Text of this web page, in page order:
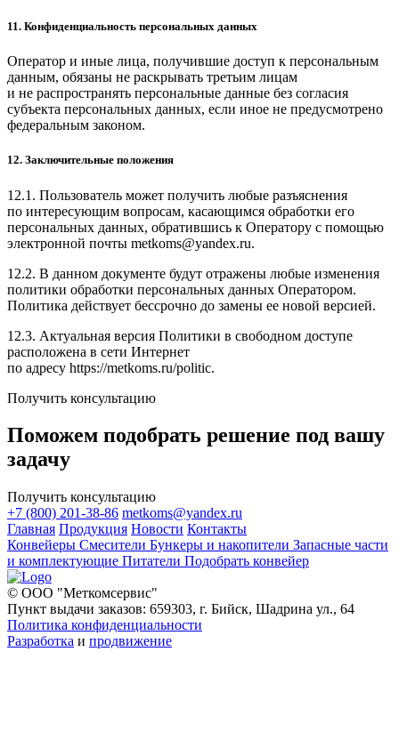
11. Конфиденциальность персональных данных
Оператор и иные лица, получившие доступ к персональным
данным, обязаны не раскрывать третьим лицам
и не распространять персональные данные без согласия
субъекта персональных данных, если иное не предусмотрено
федеральным законом.
12. Заключительные положения
12.1. Пользователь может получить любые разъяснения
по интересующим вопросам, касающимся обработки его
персональных данных, обратившись к Оператору с помощью
электронной почты metkoms@yandex.ru.
12.2. В данном документе будут отражены любые изменения
политики обработки персональных данных Оператором.
Политика действует бессрочно до замены ее новой версией.
12.3. Актуальная версия Политики в свободном доступе
расположена в сети Интернет
по адресу https://metkoms.ru/politic.
Получить консультацию
Поможем подобрать решение под вашу
задачу
Получить консультацию
+7 (800) 201-38-86 metkoms@yandex.ru
Главная Продукция Новости Контакты
Конвейеры Смесители Бункеры и накопители Запасные части
и комплектующие Питатели Подобрать конвейер
© ООО "Меткомсервис"
Пункт выдачи заказов: 659303, г. Бийск, Шадрина ул., 64
Политика конфиденциальности
Разработка и продвижение